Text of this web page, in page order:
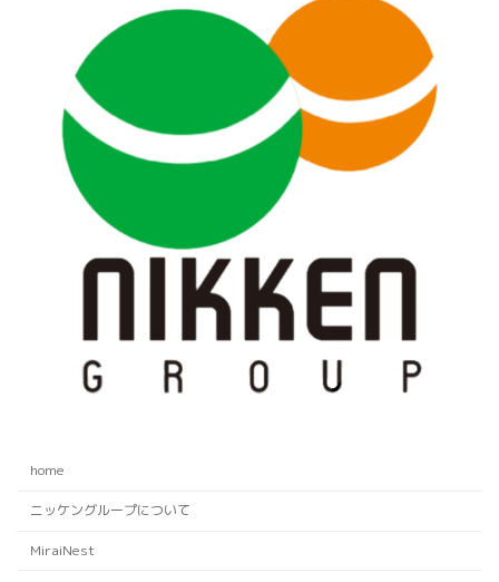
home
ニッケングループについて
MiraiNest